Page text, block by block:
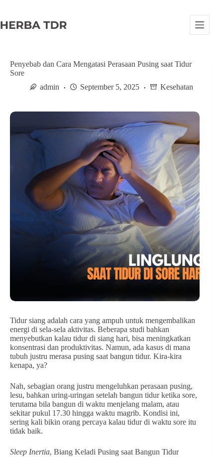
i
c
o
t
Penyebab dan Cara Mengatasi Perasaan Pusing saat Tidur
Sore
admin
September 5, 2025 Kesehatan
Tidur siang adalah cara yang ampuh untuk mengembalikan
energi di sela-sela aktivitas. Beberapa studi bahkan
menyebutkan kalau tidur di siang hari, bisa meningkatkan
konsentrasi dan produktivitas. Namun, ada kasus di mana
tubuh justru merasa pusing saat bangun tidur. Kira-kira
kenapa, ya?
Nah, sebagian orang justru mengeluhkan perasaan pusing,
lesu, bahkan uring-uringan setelah bangun tidur ketika sore,
terutama bila bangun di waktu menjelang malam, atau
sekitar pukul 17.30 hingga waktu magrib. Kondisi ini,
sering kali bikin orang percaya kalau tidur di waktu sore itu
tidak baik.
Sleep Inertia, Biang Keladi Pusing saat Bangun Tidur